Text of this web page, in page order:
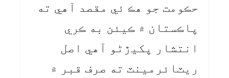
حڪومت جو هڪ ئي مقصد آهي ته
پاڪستان ۾ ڪيئن به ڪري
انتشار پکيڙڻو آهي اصل
ريٽائرمينٽ ته صرف قبر ۾